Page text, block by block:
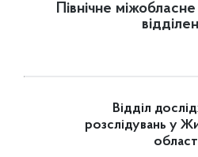
Північне
Відділ
розслідувань у